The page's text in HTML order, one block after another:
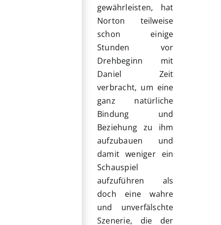
gewährleisten, hat
Norton teilweise
schon einige
Stunden vor
Drehbeginn mit
Daniel Zeit
verbracht, um eine
ganz natürliche
Bindung und
Beziehung zu ihm
aufzubauen und
damit weniger ein
Schauspiel
aufzuführen als
doch eine wahre
und unverfälschte
Szenerie, die der